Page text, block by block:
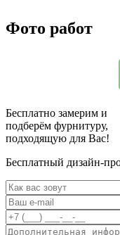
Фото работ
Бесплатно замерим и
подберём фурнитуру,
подходящую для Вас!
Бесплатный дизайн-